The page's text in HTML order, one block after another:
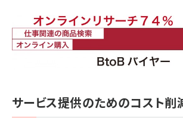
サービス提供のためのコスト削